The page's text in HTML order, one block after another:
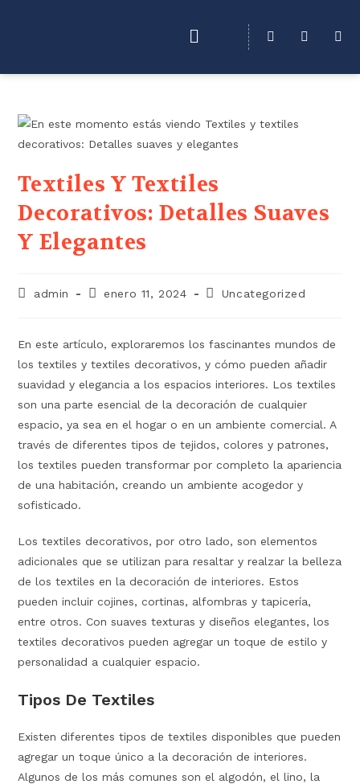
Textiles Y Textiles
Decorativos: Detalles Suaves
Y Elegantes
admin enero 11, 2024 Uncategorized
En este artículo, exploraremos los fascinantes mundos de
los textiles y textiles decorativos, y cómo pueden añadir
suavidad y elegancia a los espacios interiores. Los textiles
son una parte esencial de la decoración de cualquier
espacio, ya sea en el hogar o en un ambiente comercial. A
través de diferentes tipos de tejidos, colores y patrones,
los textiles pueden transformar por completo la apariencia
de una habitación, creando un ambiente acogedor y
sofisticado.
Los textiles decorativos, por otro lado, son elementos
adicionales que se utilizan para resaltar y realzar la belleza
de los textiles en la decoración de interiores. Estos
pueden incluir cojines, cortinas, alfombras y tapicería,
entre otros. Con suaves texturas y diseños elegantes, los
textiles decorativos pueden agregar un toque de estilo y
personalidad a cualquier espacio.
Tipos De Textiles
Existen diferentes tipos de textiles disponibles que pueden
agregar un toque único a la decoración de interiores.
Algunos de los más comunes son el algodón, el lino, la